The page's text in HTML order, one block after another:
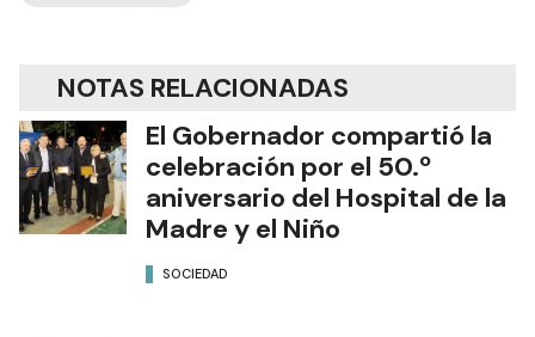
NOTAS RELACIONADAS
El Gobernador compartió la
celebración por el 50.º
aniversario del Hospital de la
Madre y el Niño
SOCIEDAD